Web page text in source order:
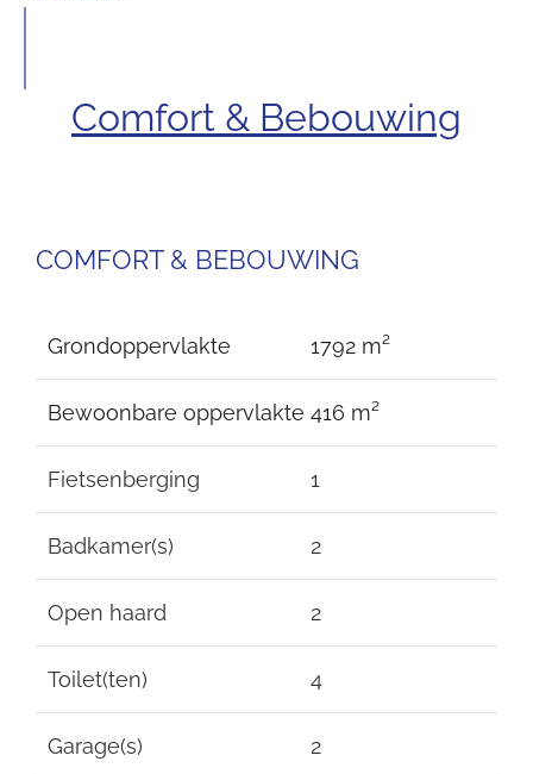
Comfort & Bebouwing
COMFORT & BEBOUWING
Grondoppervlakte 1792 m²
Bewoonbare oppervlakte 416 m²
Fietsenberging 1
Badkamer(s) 2
Open haard 2
Toilet(ten) 4
Garage(s) 2